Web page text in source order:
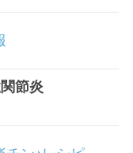
節炎